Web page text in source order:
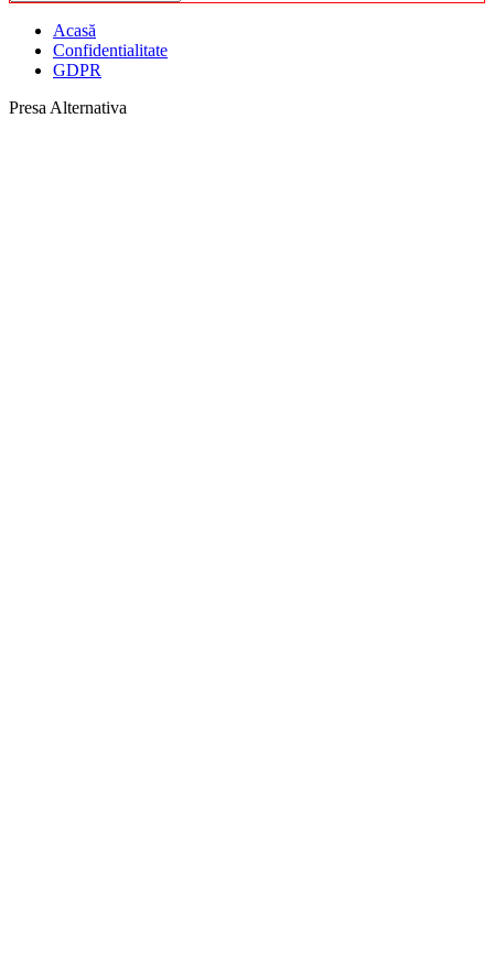
Acasă
Confidentialitate
GDPR
Presa Alternativa